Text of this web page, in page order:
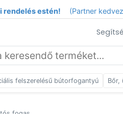
rendelés estén! (Partner
felszerelésű bútorfogantyú Bőr,